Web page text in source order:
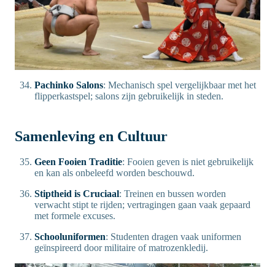
Pachinko Salons: Mechanisch spel vergelijkbaar met het
flipperkastspel; salons zijn gebruikelijk in steden.
Samenleving en Cultuur
Geen Fooien Traditie: Fooien geven is niet gebruikelijk
en kan als onbeleefd worden beschouwd.
Stiptheid is Cruciaal: Treinen en bussen worden
verwacht stipt te rijden; vertragingen gaan vaak gepaard
met formele excuses.
Schooluniformen: Studenten dragen vaak uniformen
geïnspireerd door militaire of matrozenkledij.